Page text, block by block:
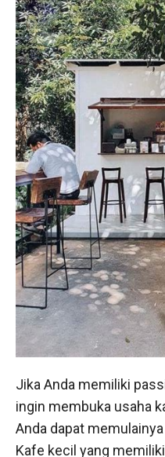
Jika Anda memiliki
ingin membuka usaha
Anda dapat
Kafe kecil yang